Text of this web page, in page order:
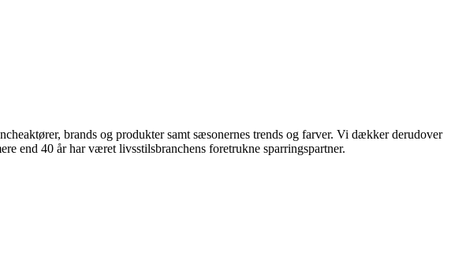
brands og produkter samt sæsonernes trends og farver. Vi dækker derudover
end 40 år har været livsstilsbranchens foretrukne sparringspartner.